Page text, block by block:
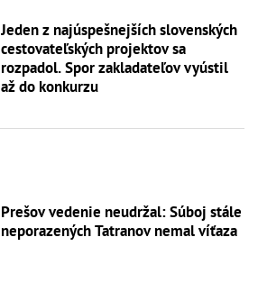
Jeden z najúspešnejších slovenských
cestovateľských projektov sa
rozpadol. Spor zakladateľov vyústil
až do konkurzu
Prešov vedenie neudržal: Súboj stále
neporazených Tatranov nemal víťaza